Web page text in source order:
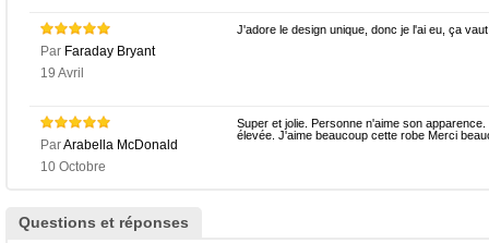
Par Faraday Bryant
19 Avril
J'adore le design unique, donc je l'ai eu, ça
ParArabella McDonald
10 Octobre
Super et jolie. Personne n'aime son
élevée. J'aime beaucoup cette robe Merci
Questions et réponses